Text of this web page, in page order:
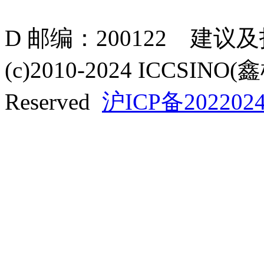
D 邮编：200122 建议
(c)2010-2024 ICCSINO(
Reserved 沪ICP备